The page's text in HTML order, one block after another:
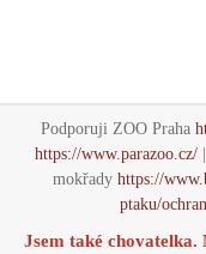
Podporuji ZOO Praha
https://www.parazoo.cz/|
mokřady https://
ptaku/
Jsem také